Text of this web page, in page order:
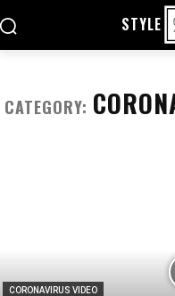
STYLE
CATEGORY:
CORONAVIRUS VIDEO